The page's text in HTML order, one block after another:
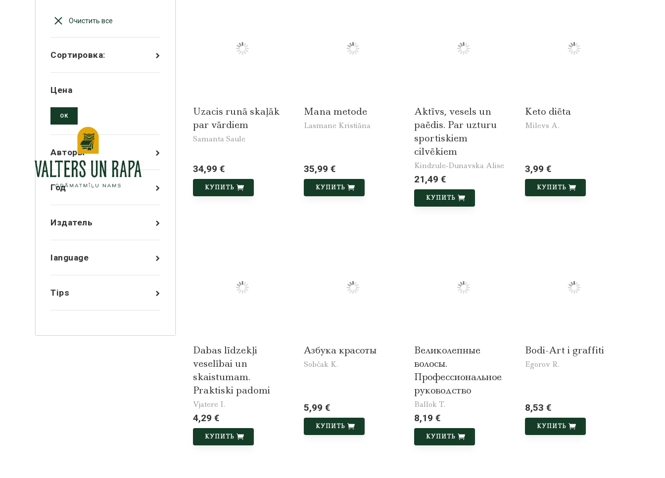
Очистить все
Сортировка:
Цена
ОК
Авторы
Год
Издатель
language
Tips
Uzacis runā skaļāk
par vārdiem
Samanta Saule
34,99 €
КУПИТЬ
Mana metode
Lasmane Kristiāna
35,99 €
КУПИТЬ
Aktīvs, vesels un
paēdis. Par uzturu
sportiskiem
cilvēkiem
Kindzule-Dunavska Alise
21,49 €
КУПИТЬ
Keto diēta
Milevs A.
3,99 €
КУПИТЬ
Dabas līdzekļi
veselībai un
skaistumam.
Praktiski padomi
Vjatere I.
4,29 €
КУПИТЬ
Азбука красоты
Sobčak K.
5,99 €
КУПИТЬ
Великолепные
волосы.
Профессиональное
руководство
Ballok T.
8,19 €
КУПИТЬ
Bodi-Art i graffiti
Egorov R.
8,53 €
КУПИТЬ